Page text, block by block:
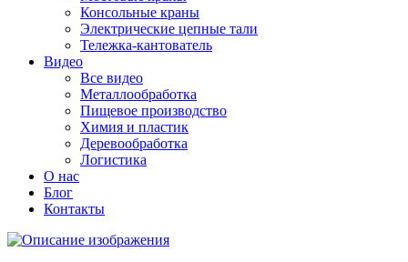
Консольные краны
Электрические цепные тали
Тележка-кантователь
Видео
Все видео
Металлообработка
Пищевое производство
Химия и пластик
Деревообработка
Логистика
О нас
Блог
Контакты